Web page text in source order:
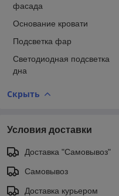
фасада
Основание кровати
Подсветка фар
Светодиодная подсветка
дна
Скрыть
Условия доставки
Доставка "Самовывоз"
Самовывоз
Доставка курьером